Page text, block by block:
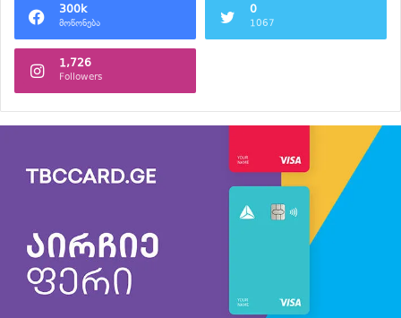
300k
მოწონება
0
1067
1,726
Followers